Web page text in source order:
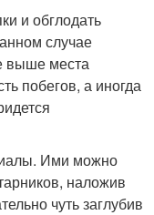
и обглодать
случае
выше места
побегов, а иногда
Ими можно
наложив
чуть заглубив